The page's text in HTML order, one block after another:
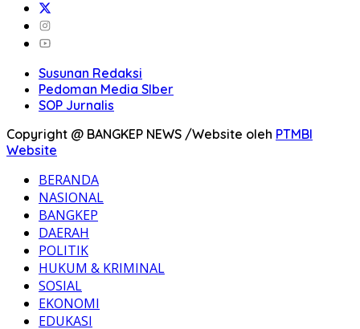
Susunan Redaksi
Pedoman Media SIber
SOP Jurnalis
Copyright @ BANGKEP NEWS /Website oleh PTMBI
Website
BERANDA
NASIONAL
BANGKEP
DAERAH
POLITIK
HUKUM & KRIMINAL
SOSIAL
EKONOMI
EDUKASI